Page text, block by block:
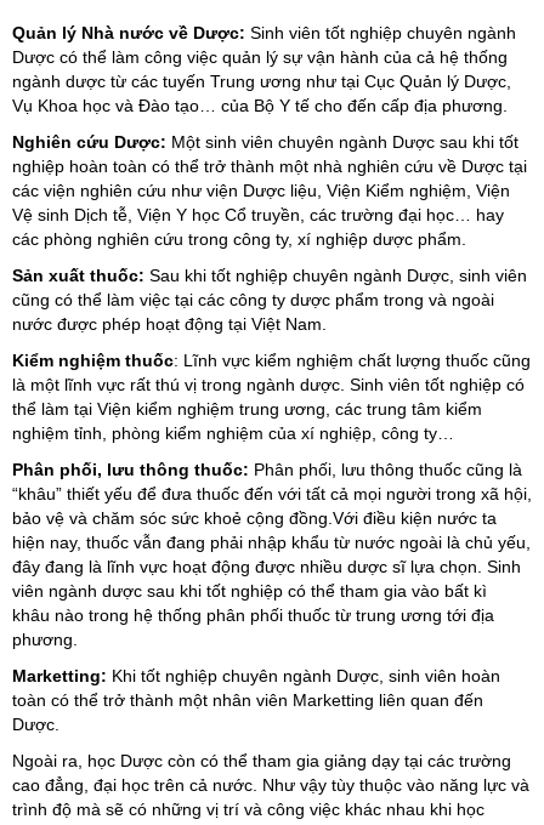
Quản lý Nhà nước về Dược: Sinh viên tốt nghiệp chuyên ngành
Dược có thể làm công việc quản lý sự vận hành của cả hệ thống
ngành dược từ các tuyến Trung ương như tại Cục Quản lý Dược,
Vụ Khoa học và Đào tạo… của Bộ Y tế cho đến cấp địa phương.
Nghiên cứu Dược: Một sinh viên chuyên ngành Dược sau khi tốt
nghiệp hoàn toàn có thể trở thành một nhà nghiên cứu về Dược tại
các viện nghiên cứu như viện Dược liệu, Viện Kiểm nghiệm, Viện
Vệ sinh Dịch tễ, Viện Y học Cổ truyền, các trường đại học… hay
các phòng nghiên cứu trong công ty, xí nghiệp dược phẩm.
Sản xuất thuốc: Sau khi tốt nghiệp chuyên ngành Dược, sinh viên
cũng có thể làm việc tại các công ty dược phẩm trong và ngoài
nước được phép hoạt động tại Việt Nam.
Kiểm nghiệm thuốc: Lĩnh vực kiểm nghiệm chất lượng thuốc cũng
là một lĩnh vực rất thú vị trong ngành dược. Sinh viên tốt nghiệp có
thể làm tại Viện kiểm nghiệm trung ương, các trung tâm kiểm
nghiệm tỉnh, phòng kiểm nghiệm của xí nghiệp, công ty…
Phân phối, lưu thông thuốc: Phân phối, lưu thông thuốc cũng là
“khâu” thiết yếu để đưa thuốc đến với tất cả mọi người trong xã hội,
bảo vệ và chăm sóc sức khoẻ cộng đồng.Với điều kiện nước ta
hiện nay, thuốc vẫn đang phải nhập khẩu từ nước ngoài là chủ yếu,
đây đang là lĩnh vực hoạt động được nhiều dược sĩ lựa chọn. Sinh
viên ngành dược sau khi tốt nghiệp có thể tham gia vào bất kì
khâu nào trong hệ thống phân phối thuốc từ trung ương tới địa
phương.
Marketting: Khi tốt nghiệp chuyên ngành Dược, sinh viên hoàn
toàn có thể trở thành một nhân viên Marketting liên quan đến
Dược.
Ngoài ra, học Dược còn có thể tham gia giảng dạy tại các trường
cao đẳng, đại học trên cả nước. Như vậy tùy thuộc vào năng lực và
trình độ mà sẽ có những vị trí và công việc khác nhau khi học